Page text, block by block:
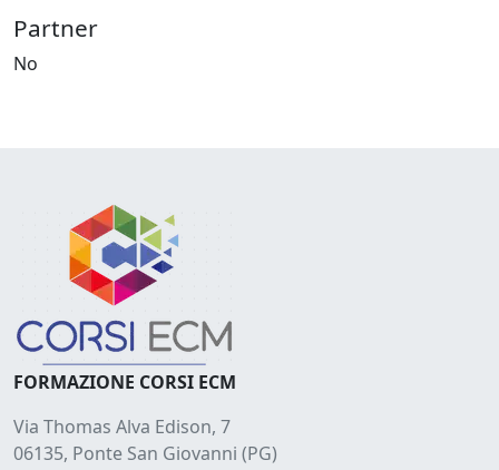
Partner
No
FORMAZIONE CORSI ECM
Via Thomas Alva Edison, 7
06135, Ponte San Giovanni (PG)